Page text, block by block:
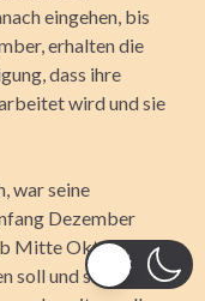
eingehen, bis
erhalten die
dass ihre
wird und sie
war seine
Dezember
Mitte Oktober
soll und sich in der